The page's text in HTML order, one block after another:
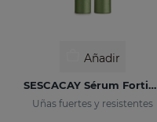
Añadir
SESCACAY Sérum Fortificante De Uñas
Uñas fuertes y resistentes